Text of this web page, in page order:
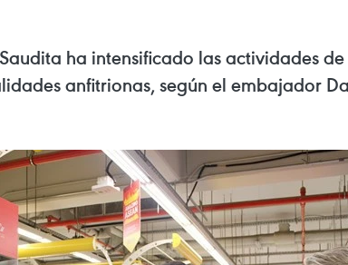
ha intensificado las actividades
anfitrionas, según el embajador